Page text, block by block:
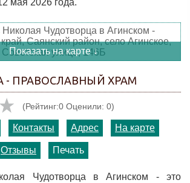
мая 2026 года.
Показать на карте ↓
- ПРАВОСЛАВНЫЙ ХРАМ
(Рейтинг:0 Оценили: 0)
Контакты Адрес На карте
Отзывы Печать
Чудотворца в Агинском - это